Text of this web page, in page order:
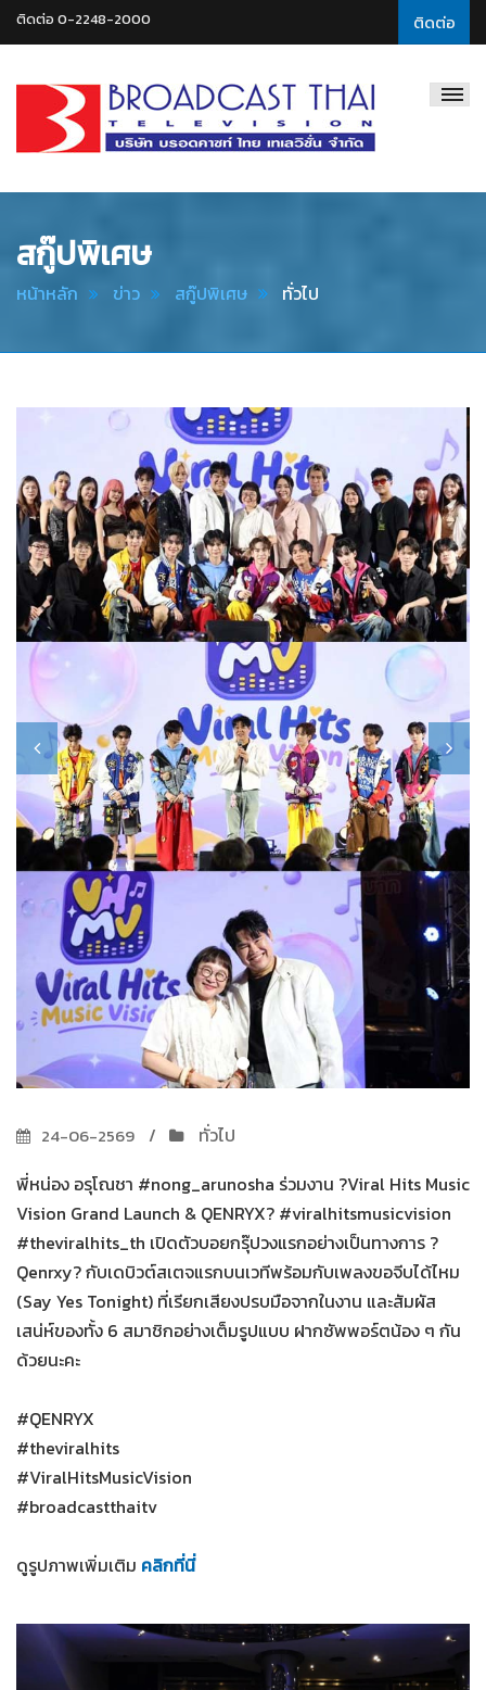
ติดต่อ
ติดต่อ 0-2248-2000
Thai
สกู๊ปพิเศษ
หน้าหลัก ข่าว สกู๊ปพิเศษ ทั่วไป
24-06-2569
ทั่วไป
พี่หน่อง อรุโณชา #nong_arunosha ร่วมงาน ?Viral Hits Music
Vision Grand Launch & QENRYX? #viralhitsmusicvision
#theviralhits_th เปิดตัวบอยกรุ๊ปวงแรกอย่างเป็นทางการ ?
Qenrxy? กับเดบิวต์สเตจแรกบนเวทีพร้อมกับเพลงขอจีบได้ไหม
(Say Yes Tonight) ที่เรียกเสียงปรบมือจากในงาน และสัมผัส
เสน่ห์ของทั้ง 6 สมาชิกอย่างเต็มรูปแบบ ฝากซัพพอร์ตน้อง ๆ กัน
ด้วยนะคะ
#QENRYX
#theviralhits
#ViralHitsMusicVision
#broadcastthaitv
ดูรูปภาพเพิ่มเติม คลิกที่นี่